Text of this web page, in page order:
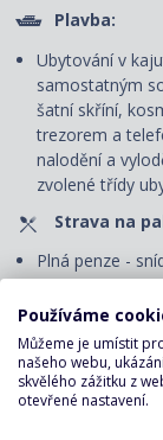
Plavba:
Ubytování v
samostatným
šatní skříní,
trezorem a
nalodění a
zvolené třídy
Strava na
Plná penze -
bufetové
Nápoje pouze v
a u svačiny v
Zábava na
Používáme
Můžeme je umístit
našeho webu,
skvělého zážitku z
otevřené nastavení.